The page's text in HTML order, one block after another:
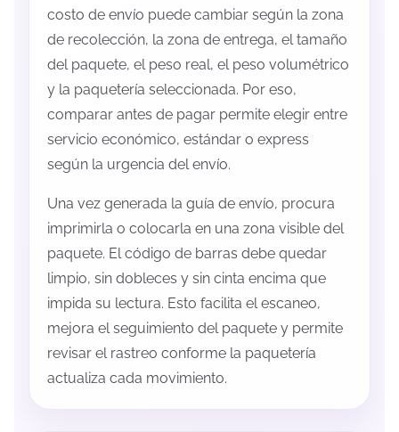
costo de envío puede cambiar según la zona
de recolección, la zona de entrega, el tamaño
del paquete, el peso real, el peso volumétrico
y la paquetería seleccionada. Por eso,
comparar antes de pagar permite elegir entre
servicio económico, estándar o express
según la urgencia del envío.
Una vez generada la guía de envío, procura
imprimirla o colocarla en una zona visible del
paquete. El código de barras debe quedar
limpio, sin dobleces y sin cinta encima que
impida su lectura. Esto facilita el escaneo,
mejora el seguimiento del paquete y permite
revisar el rastreo conforme la paquetería
actualiza cada movimiento.